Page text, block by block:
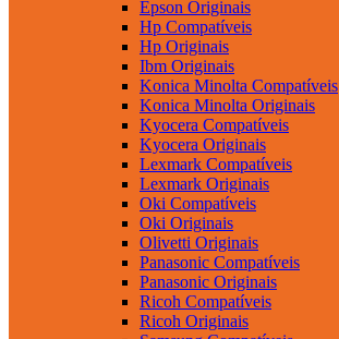
Epson Originais
Hp Compatíveis
Hp Originais
Ibm Originais
Konica Minolta Compatíveis
Konica Minolta Originais
Kyocera Compatíveis
Kyocera Originais
Lexmark Compatíveis
Lexmark Originais
Oki Compatíveis
Oki Originais
Olivetti Originais
Panasonic Compatíveis
Panasonic Originais
Ricoh Compatíveis
Ricoh Originais